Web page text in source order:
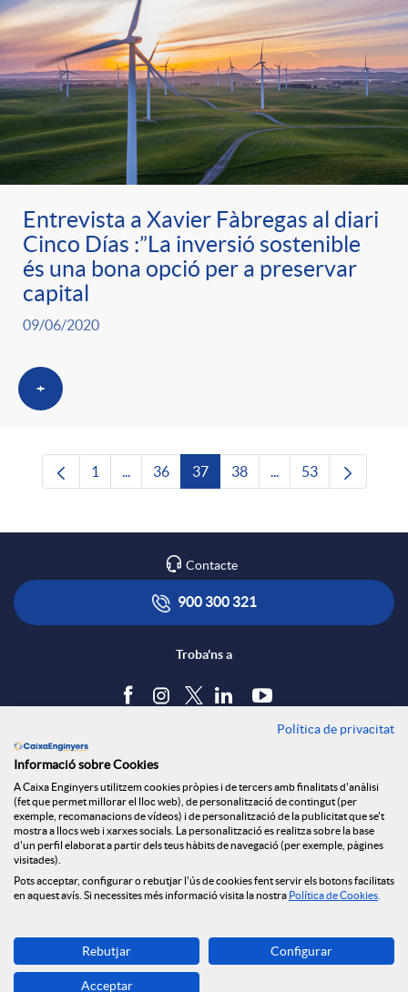
Entrevista a Xavier Fàbregas al diari
Cinco Días :”La inversió sostenible
és una bona opció per a preservar
capital
09/06/2020
+
Pàgina
1 ...Pàgines intermèdies Utilitzeu TAB per
Pàgina
36 Pàgina
37 Pàgina
38 ...Pàgines intermèdies
Pàgina
53
Contacte
900 300 321
Troba'ns a
Política de cookies
Avís legal
Seguretat Online
Canal denúncies
Descarrega-la ara
Banca MOBILE
Política de privacitat
Informació sobre Cookies
A Caixa Enginyers utilitzem cookies pròpies i de tercers amb finalitats d'anàlisi
(fet que permet millorar el lloc web), de personalització de contingut (per
exemple, recomanacions de vídeos) i de personalització de la publicitat que se't
mostra a llocs web i xarxes socials. La personalització es realitza sobre la base
d'un perfil elaborat a partir dels teus hàbits de navegació (per exemple, pàgines
visitades).
Pots acceptar, configurar o rebutjar l'ús de cookies fent servir els botons facilitats
en aquest avís. Si necessites més informació visita la nostra Política de Cookies
Rebutjar Configurar
Acceptar